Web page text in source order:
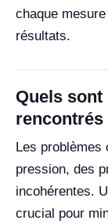
chaque
résultats.
Quels
rencontrés
Les problèmes
pression, des
incohérentes.
crucial pour